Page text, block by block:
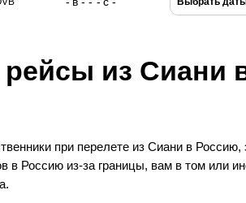
рейсы из Сиани
при перелете из Сиани в Россию,
в Россию из-за границы, вам в том или